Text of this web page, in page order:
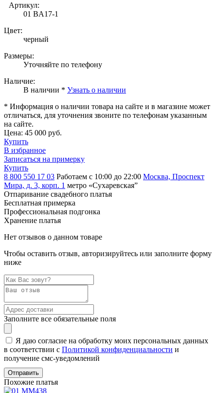
Артикул:
01 BA17-1
Цвет:
черный
Размеры:
Уточняйте по телефону
Наличие:
В наличии * Узнать о наличии
* Информация о наличии товара на сайте и в магазине может
отличаться, для уточнения звоните по телефонам указанным
на сайте.
Цена: 45 000 руб.
Купить
В избранное
Записаться на примерку
Купить
8 800 550 17 03 Работаем с 10:00 до 22:00 Москва, Проспект
Мира, д. 3, корп. 1 метро «Сухаревская”
Отпаривание свадебного платья
Бесплатная примерка
Профессиональная подгонка
Хранение платья
Нет отзывов о данном товаре
Чтобы оставить отзыв, авторизируйтесь или заполните форму
ниже
Заполните все обязательные поля
Я даю согласие на обработку моих персональных данных
в соответствии с Политикой конфиденциальности и
получение смс-уведомлений
Похожие платья